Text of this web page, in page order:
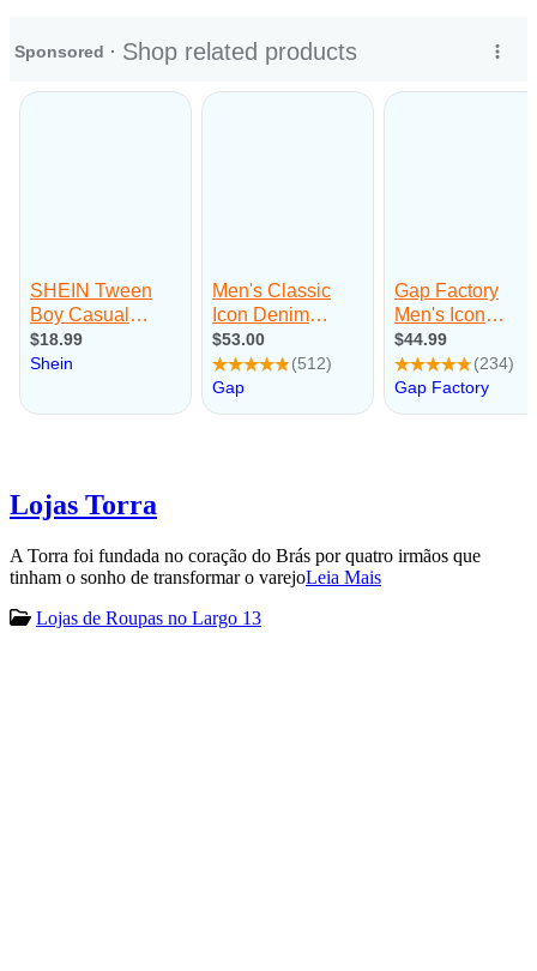
Lojas Torra
A Torra foi fundada no coração do Brás por quatro irmãos que
tinham o sonho de transformar o varejoLeia Mais
Lojas de Roupas no Largo 13